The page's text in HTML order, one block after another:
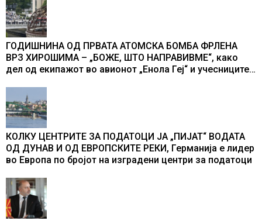
ГОДИШНИНА ОД ПРВАТА АТОМСКА БОМБА ФРЛЕНА
ВРЗ ХИРОШИМА – „БОЖЕ, ШТО НАПРАВИВМЕ“, како
дел од екипажот во авионот „Енола Геј“ и учесниците
промени текот на историјата
КОЛКУ ЦЕНТРИТЕ ЗА ПОДАТОЦИ ЈА „ПИЈАТ“ ВОДАТА
ОД ДУНАВ И ОД ЕВРОПСКИТЕ РЕКИ, Германија е лидер
во Европа по бројот на изградени центри за податоци